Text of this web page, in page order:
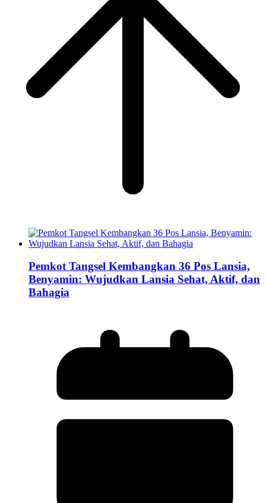
Pemkot Tangsel Kembangkan 36 Pos Lansia,
Benyamin: Wujudkan Lansia Sehat, Aktif, dan
Bahagia